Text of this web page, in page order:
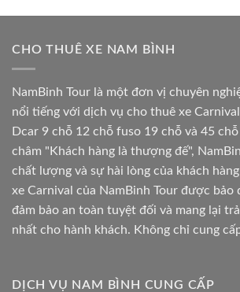
CHO THUÊ XE NAM BÌNH
NamBinh Tour là một đơn vị chuyên
nổi tiếng với dịch vụ cho thuê xe
Dcar 9 chỗ 12 chỗ fuso 19 chỗ và 45
châm "Khách hàng là thượng đế",
chất lượng và sự hài lòng của khách
xe Carnival của NamBinh Tour được bảo
đảm bảo an toàn tuyệt đối và mang lại
nhất cho hành khách. Không chỉ cung
DỊCH VỤ NAM BÌNH CUNG CẤP